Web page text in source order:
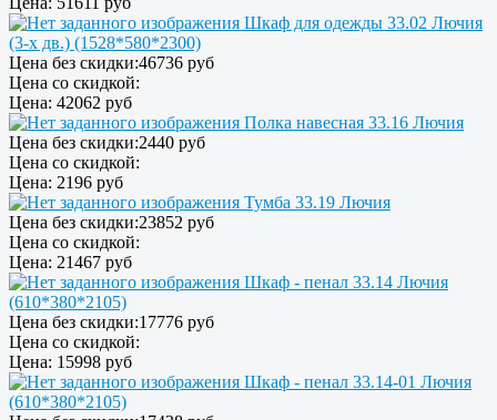
Шкаф для одежды 33.02 Лючия
(3-х дв.) (1528*580*2300)
Цена без скидки:46736 руб
Цена со скидкой:
Цена: 42062 руб
Полка навесная 33.16 Лючия
Цена без скидки:2440 руб
Цена со скидкой:
Цена: 2196 руб
Тумба 33.19 Лючия
Цена без скидки:23852 руб
Цена со скидкой:
Цена: 21467 руб
Шкаф - пенал 33.14 Лючия
(610*380*2105)
Цена без скидки:17776 руб
Цена со скидкой:
Цена: 15998 руб
Шкаф - пенал 33.14-01 Лючия
(610*380*2105)